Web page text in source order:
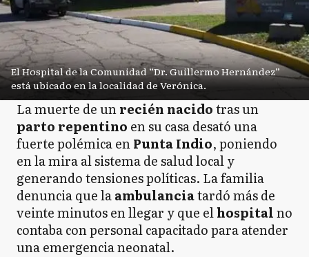
El Hospital de la Comunidad “Dr. Guillermo Hernández”
está ubicado en la localidad de Verónica.
La muerte de unrecién nacidotras un
parto repentino en su casa desató una
fuerte polémica enPunta Indio, poniendo
en la mira al sistema de salud local y
generando tensiones políticas. La familia
denuncia que laambulanciatardó más de
veinte minutos en llegar y que elhospitalno
contaba con personal capacitado para atender
una emergencia neonatal.